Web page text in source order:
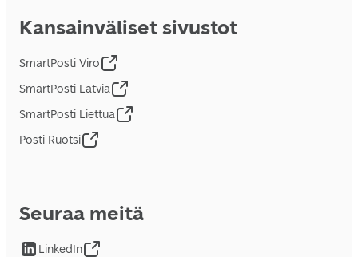
Kansainväliset sivustot
SmartPosti Viro
SmartPosti Latvia
SmartPosti Liettua
Posti Ruotsi
Seuraa meitä
LinkedIn